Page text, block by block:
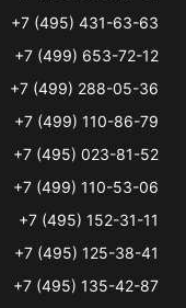
+7 (495) 431-63-63
+7 (499) 653-72-12
+7 (499) 288-05-36
+7 (499) 110-86-79
+7 (495) 023-81-52
+7 (499) 110-53-06
+7 (495) 152-31-11
+7 (495) 125-38-41
+7 (495) 135-42-87